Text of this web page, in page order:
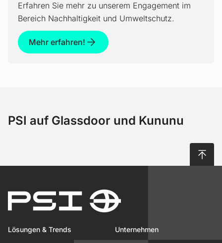
Erfahren Sie mehr zu unserem Engagement im
Bereich Nachhaltigkeit und Umweltschutz.
Mehr erfahren!
PSI auf Glassdoor und Kununu
Lösungen & Trends
Unternehmen
Nach